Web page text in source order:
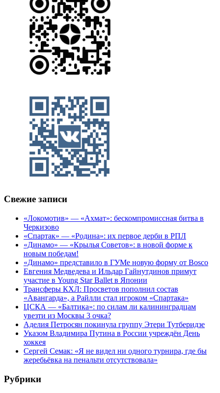
Свежие записи
«Локомотив» — «Ахмат»: бескомпромиссная битва в
Черкизово
«Спартак» — «Родина»: их первое дерби в РПЛ
«Динамо» — «Крылья Советов»: в новой форме к
новым победам!
«Динамо» представило в ГУМе новую форму от Bosco
Евгения Медведева и Ильдар Гайнутдинов примут
участие в Young Star Ballet в Японии
Трансферы КХЛ: Просветов пополнил состав
«Авангарда», а Райлли стал игроком «Спартака»
ЦСКА — «Балтика»: по силам ли калининградцам
увезти из Москвы 3 очка?
Аделия Петросян покинула группу Этери Тутберидзе
Указом Владимира Путина в России учреждён День
хоккея
Сергей Семак: «Я не видел ни одного турнира, где бы
жеребьёвка на пенальти отсутствовала»
Рубрики